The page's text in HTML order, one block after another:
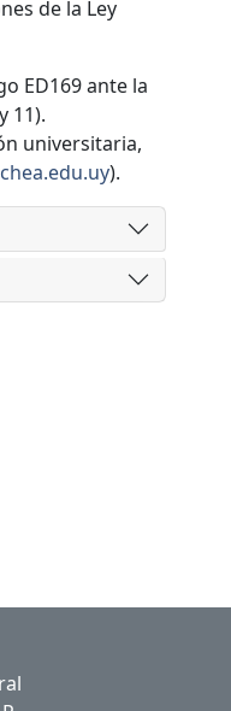
de la Ley
ED169 ante la
11).
universitaria,
).